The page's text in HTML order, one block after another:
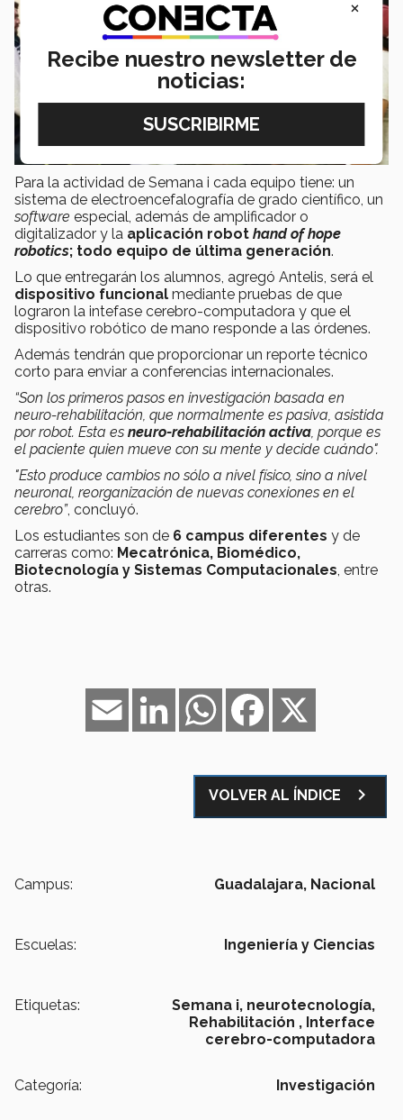
Para la actividad de Semana i cada equipo tiene: un
sistema de electroencefalografía de grado científico, un
software especial, además de amplificador o
digitalizador y la aplicación robot hand of hope
robotics; todo equipo de última generación.
Lo que entregarán los alumnos, agregó Antelis, será el
dispositivo funcional mediante pruebas de que
lograron la intefase cerebro-computadora y que el
dispositivo robótico de mano responde a las órdenes.
Además tendrán que proporcionar un reporte técnico
corto para enviar a conferencias internacionales.
“Son los primeros pasos en investigación basada en
neuro-rehabilitación, que normalmente es pasiva, asistida
por robot. Esta es neuro-rehabilitación activa , porque es
el paciente quien mueve con su mente y decide cuándo".
"Esto produce cambios no sólo a nivel físico, sino a nivel
neuronal, reorganización de nuevas conexiones en el
cerebro”, concluyó.
Los estudiantes son de 6 campus diferentes y de
carreras como: Mecatrónica, Biomédico,
Biotecnología y Sistemas Computacionales , entre
otras.
Facebook
WhatsApp
LinkedIn
Email
VOLVER AL ÍNDICE navigate_next
Campus: Guadalajara, Nacional
Escuelas: Ingeniería y Ciencias
Etiquetas: Semana i, neurotecnología,
Rehabilitación , Interface
cerebro-computadora
Categoría: Investigación
×
Recibe nuestro newsletter de
noticias: